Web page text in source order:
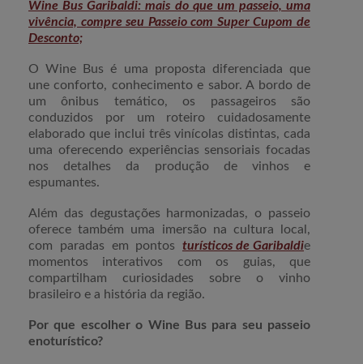
Wine Bus Garibaldi: mais do que um passeio, uma
vivência, compre seu Passeio com Super Cupom de
Desconto;
O Wine Bus é uma proposta diferenciada que
une conforto, conhecimento e sabor. A bordo de
um ônibus temático, os passageiros são
conduzidos por um roteiro cuidadosamente
elaborado que inclui três vinícolas distintas, cada
uma oferecendo experiências sensoriais focadas
nos detalhes da produção de vinhos e
espumantes.
Além das degustações harmonizadas, o passeio
oferece também uma imersão na cultura local,
com paradas em pontos turísticos de Garibaldie
momentos interativos com os guias, que
compartilham curiosidades sobre o vinho
brasileiro e a história da região.
Por que escolher o Wine Bus para seu passeio
enoturístico?